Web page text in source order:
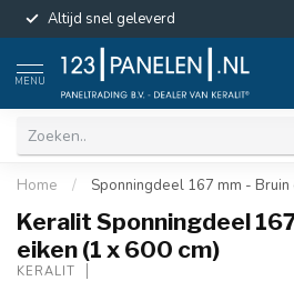
Altijd snel geleverd
MENU
Home / Sponningdeel 167 mm - Bruin
Keralit Sponningdeel
eiken (1 x 600 cm)
KERALIT